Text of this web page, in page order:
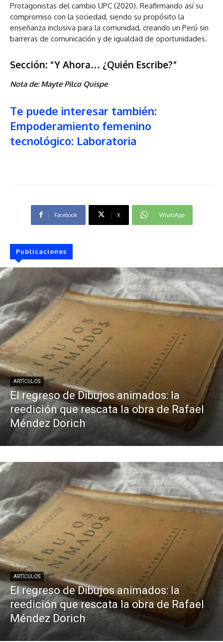
Protagonistas del cambio UPC (2020). Reafirmando así su
compromiso con la sociedad, siendo su propósito la
enseñanza inclusiva para la comunidad, creando un Perú sin
barreras de comunicación y de igualdad de oportunidades.
Sección: “Y Ahora… ¿Quién Escribe?”
Nota de: Mayte Pilco Quispe
Te puede interesar también:
Empoderamiento femenino
tecnológico: Laboratoria
Facebook X WhatsApp
Publicaciones
ARTÍCULOS
El regreso de Dibujos animados: la
reedición que rescata la obra de Rafael
Méndez Dorich
ARTÍCULOS
El regreso de Dibujos animados: la
reedición que rescata la obra de Rafael
Méndez Dorich